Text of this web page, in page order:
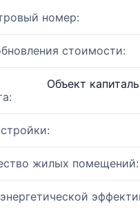
номер:
стоимости:
Объект
жилых помещений: